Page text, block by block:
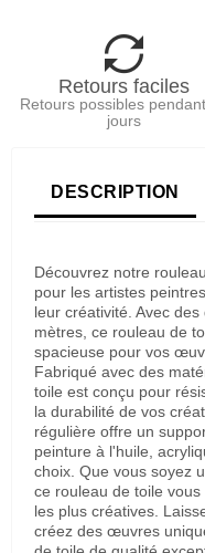
Retours faciles
Retours possibles
jours
DESCRIPTION
Découvrez notre
pour les artistes
leur créativité. Avec
mètres, ce rouleau de
spacieuse pour vos
Fabriqué avec des
toile est conçu pour
la durabilité de vos
régulière offre un
peinture à l'huile,
choix. Que vous soyez
ce rouleau de toile
les plus créatives.
créez des œuvres